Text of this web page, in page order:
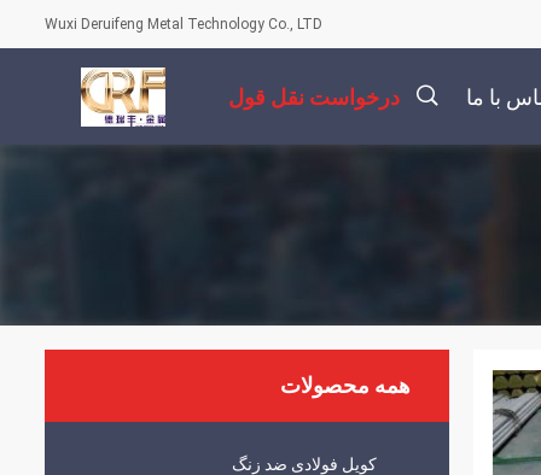
Wuxi Deruifeng Metal Technology Co., LTD
با ما درخواست نقل قول
همه محصولات
کویل فولادی ضد زنگ